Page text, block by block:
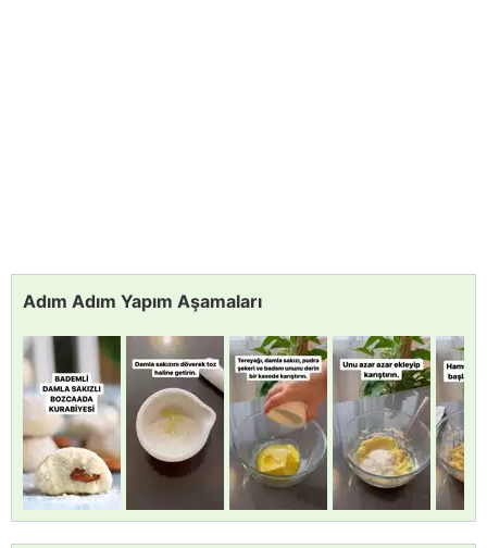
Adım Adım Yapım Aşamaları